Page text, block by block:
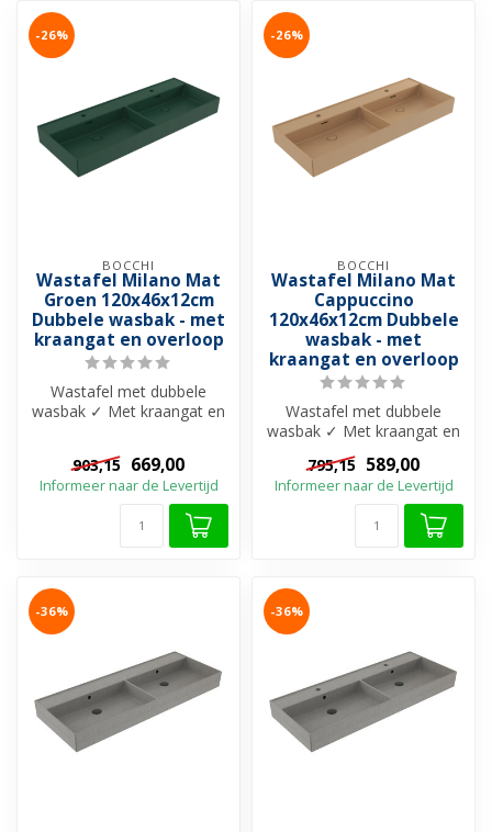
-26%
BOCCHI
Wastafel Milano Mat
Groen 120x46x12cm
Dubbele wasbak - met
kraangat en overloop
Wastafel met dubbele
wasbak ✓ Met kraangat en
20 uniek...
903,15 669,00
Informeer naar de Levertijd
-26%
BOCCHI
Wastafel Milano Mat
Cappuccino
120x46x12cm Dubbele
wasbak - met
kraangat en overloop
Wastafel met dubbele
wasbak ✓ Met kraangat en
overloop ✓ Beschikbaar in
20 uniek...
795,15 589,00
Informeer naar de Levertijd
-36% -36%